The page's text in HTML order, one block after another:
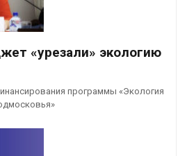
«урезали» экологию
программы «Экология